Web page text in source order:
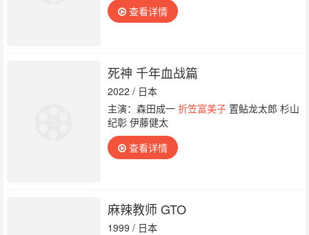
查看详情
死神 千年血战篇
2022 / 日本
主演：森田成一 折笠富美子置鲇龙太郎 杉山
纪彰 伊藤健太
查看详情
麻辣教师 GTO
1999 / 日本